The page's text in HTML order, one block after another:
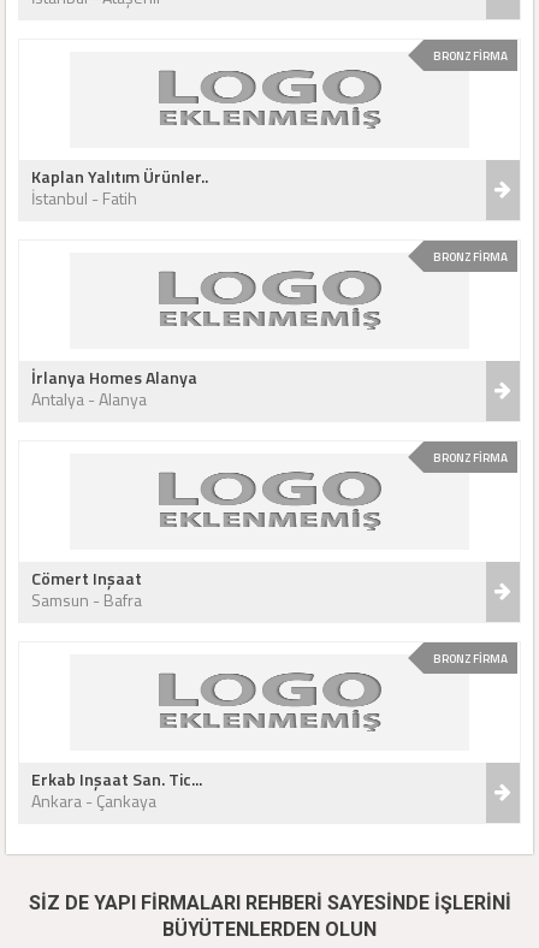
BRONZ FİRMA
Kaplan Yalıtım Ürünler..
İstanbul - Fatih
BRONZ FİRMA
İrlanya Homes Alanya
Antalya - Alanya
BRONZ FİRMA
Cömert Inşaat
Samsun - Bafra
BRONZ FİRMA
Erkab Inşaat San. Tic...
Ankara - Çankaya
SİZ DE YAPI FİRMALARI REHBERİ SAYESİNDE İŞLERİNİ
BÜYÜTENLERDEN OLUN